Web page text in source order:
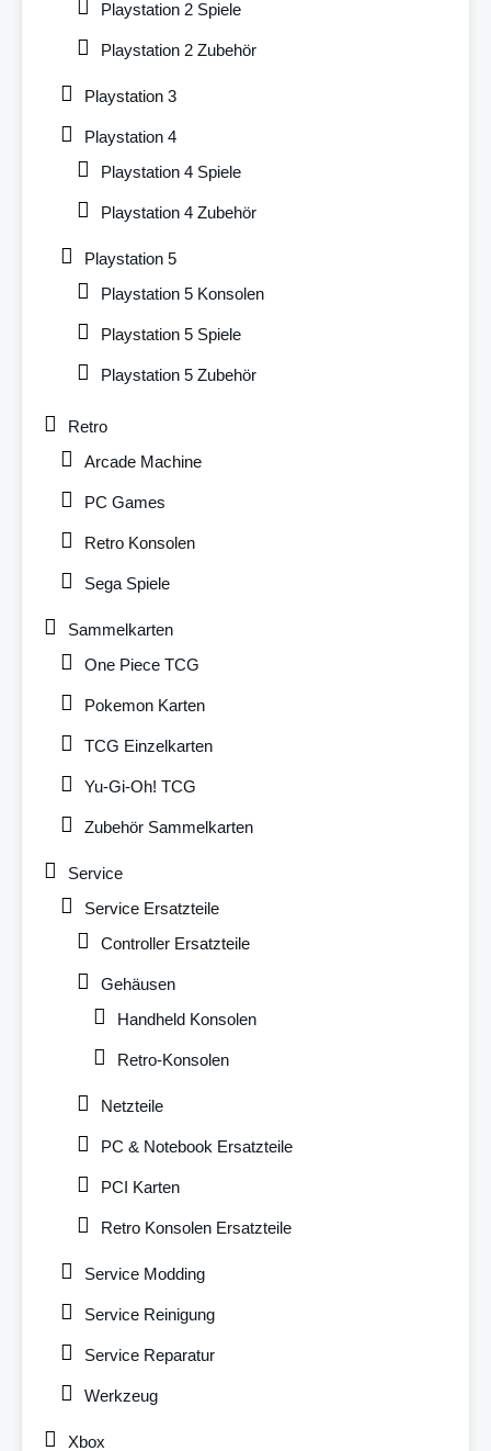
Playstation 2 Spiele
Playstation 2 Zubehör
Playstation 3
Playstation 4
Playstation 4 Spiele
Playstation 4 Zubehör
Playstation 5
Playstation 5 Konsolen
Playstation 5 Spiele
Playstation 5 Zubehör
Retro
Arcade Machine
PC Games
Retro Konsolen
Sega Spiele
Sammelkarten
One Piece TCG
Pokemon Karten
TCG Einzelkarten
Yu-Gi-Oh! TCG
Zubehör Sammelkarten
Service
Service Ersatzteile
Controller Ersatzteile
Gehäusen
Handheld Konsolen
Retro-Konsolen
Netzteile
PC & Notebook Ersatzteile
PCI Karten
Retro Konsolen Ersatzteile
Service Modding
Service Reinigung
Service Reparatur
Werkzeug
Xbox